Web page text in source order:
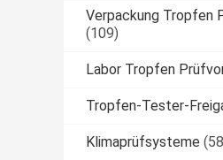
Verpackung Tropfen
(109)
Labor Tropfen
Tropfen-Tester-
Klimaprüfsysteme